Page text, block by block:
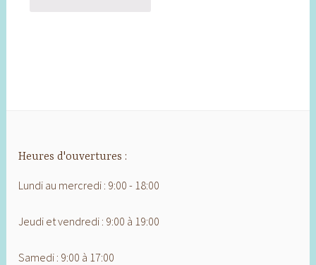
Heures d'ouvertures :
Lundi au mercredi : 9:00 - 18:00
Jeudi et vendredi : 9:00 à 19:00
Samedi : 9:00 à 17:00